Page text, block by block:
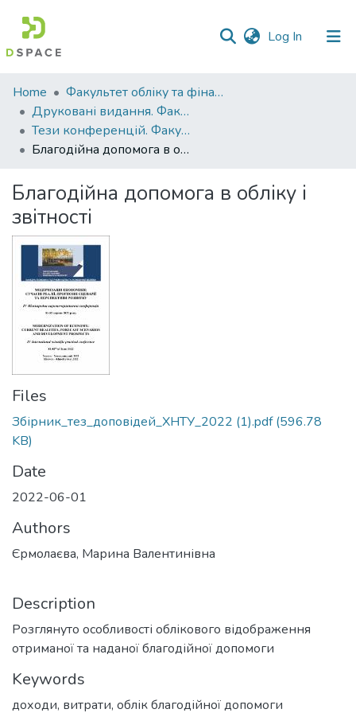
Log In (current)
Communities
&
Collections
All of DSpace
Statistics
Home
Факультет обліку та фінансів
Друковані видання. Факультет обліку та фінансів
Тези конференцій. Факультет обліку та фінансів
Благодійна допомога в обліку і звітності
Благодійна допомога в обліку і
звітності
Files
Збірник_тез_доповідей_ХНТУ_2022 (1).pdf(596.78
KB)
Date
2022-06-01
Authors
Єрмолаєва, Марина Валентинівна
Description
Розглянуто особливості облікового відображення
отриманої та наданої благодійної допомоги
Keywords
доходи, витрати, облік благодійної допомоги